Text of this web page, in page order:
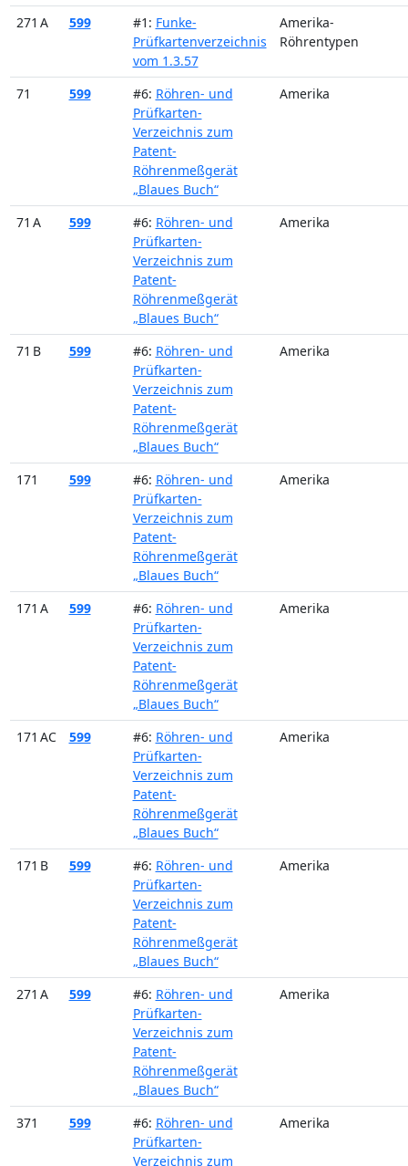
271 A 599 #1: Funke-
Prüfkartenverzeichnis
vom 1.3.57
Amerika-
Röhrentypen
71 599 #6: Röhren- und
Prüfkarten-
Verzeichnis zum
Patent-
Röhrenmeßgerät
„Blaues Buch“
Amerika
71 A 599 #6: Röhren- und
Prüfkarten-
Verzeichnis zum
Patent-
Röhrenmeßgerät
„Blaues Buch“
Amerika
71 B 599 #6: Röhren- und
Prüfkarten-
Verzeichnis zum
Patent-
Röhrenmeßgerät
„Blaues Buch“
Amerika
171 599 #6: Röhren- und
Prüfkarten-
Verzeichnis zum
Patent-
Röhrenmeßgerät
„Blaues Buch“
Amerika
171 A 599 #6: Röhren- und
Prüfkarten-
Verzeichnis zum
Patent-
Röhrenmeßgerät
„Blaues Buch“
Amerika
171 AC 599 #6: Röhren- und
Prüfkarten-
Verzeichnis zum
Patent-
Röhrenmeßgerät
„Blaues Buch“
Amerika
171 B 599 #6: Röhren- und
Prüfkarten-
Verzeichnis zum
Patent-
Röhrenmeßgerät
„Blaues Buch“
Amerika
271 A 599 #6: Röhren- und
Prüfkarten-
Verzeichnis zum
Patent-
Röhrenmeßgerät
„Blaues Buch“
Amerika
371 599 #6: Röhren- und
Prüfkarten-
Verzeichnis zum
Amerika